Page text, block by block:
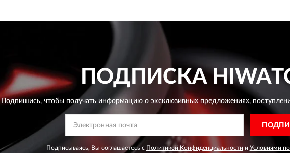
ПОДПИСКА
Подпишись, чтобы получать информацию о эксклюзивных предложениях,
Подписываясь, Вы соглашаетесь с Политикой Конфиденциальности и Условиями